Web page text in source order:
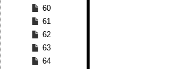
60
61
62
63
64